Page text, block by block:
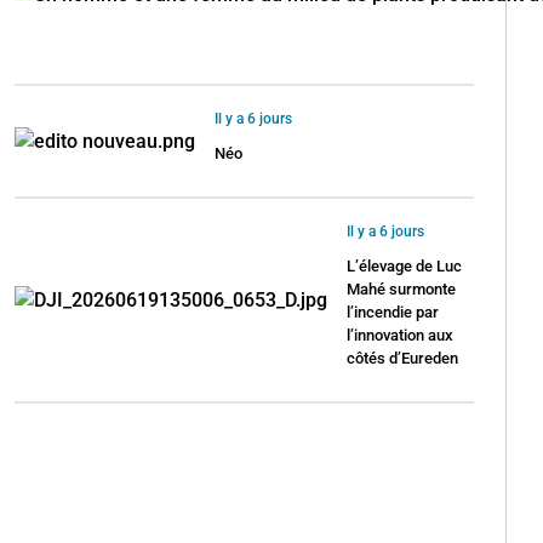
Il y a 6 jours
Néo
Il y a 6 jours
L’élevage de Luc
Mahé surmonte
l’incendie par
l’innovation aux
côtés d’Eureden